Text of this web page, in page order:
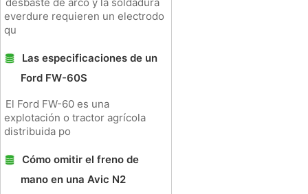
everdure requieren un electrodo
qu
Las especificaciones de un
Ford FW-60S
El Ford FW-60 es una
explotación o tractor agrícola
distribuida po
Cómo omitir el freno de
mano en una Avic N2